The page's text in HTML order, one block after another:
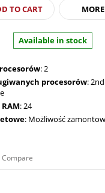
TO CART MORE
Available in stock
: 2
procesorów:
: 24
: Możliwość